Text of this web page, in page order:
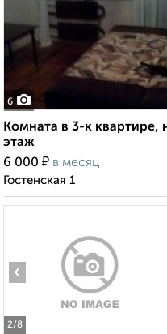
6
Комната в 3-к квартире,
этаж
6 000 ₽ в месяц
Гостенская 1
2/8
‹